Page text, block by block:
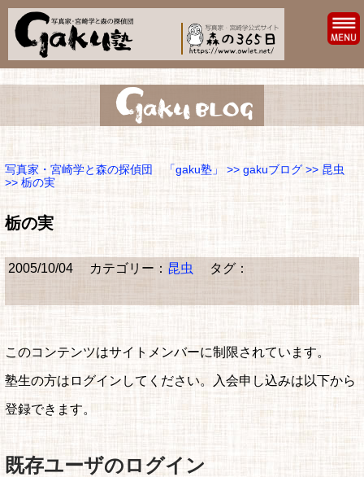
写真家・宮崎学と森の探偵団 「gaku塾」 >> gakuブログ >> 昆虫
>> 栃の実
栃の実
2005/10/04 カテゴリー： 昆虫 タグ：
このコンテンツはサイトメンバーに制限されています。
塾生の方はログインしてください。入会申し込みは以下から
登録できます。
既存ユーザのログイン